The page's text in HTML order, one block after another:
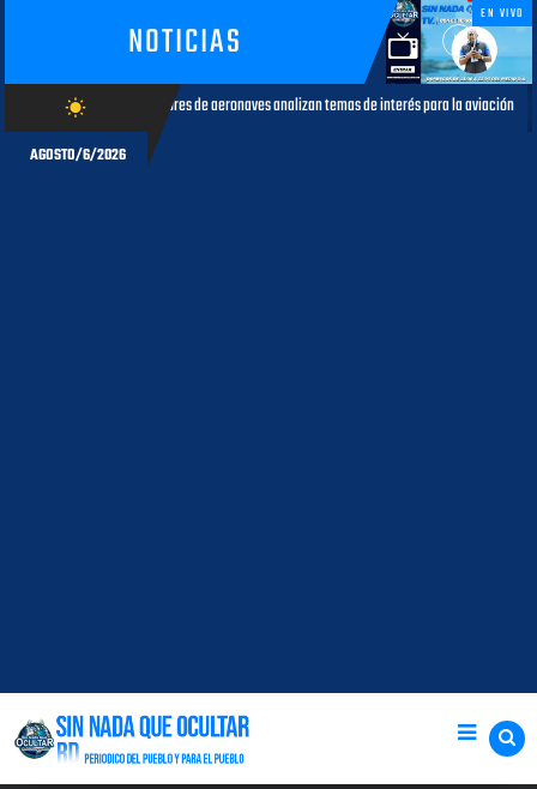
NOTICIAS
EN VIVO
wb_sunny
AGOSTO/6/2026
de aeronaves analizan temas de interés para la aviación civil AGOSTO 05, 2026